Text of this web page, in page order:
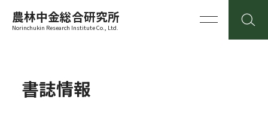
農林中金総合研究所
Norinchukin Research Institute Co., Ltd.
書誌情報